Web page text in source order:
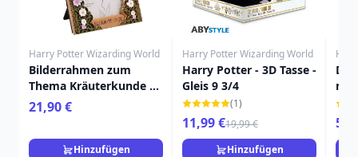
Harry Potter Wizarding World
Bilderrahmen zum
Thema Kräuterkunde –
Harry Potter
21,90 €
Hinzufügen
Harry Potter Wizarding World
Harry Potter - 3D Tasse -
Gleis 9 3/4
(1)
11,99 €19,99 €
Hinzufügen
mit